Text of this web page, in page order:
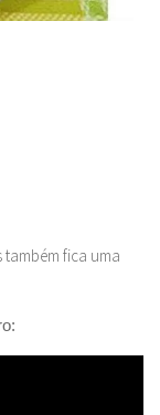
fica uma